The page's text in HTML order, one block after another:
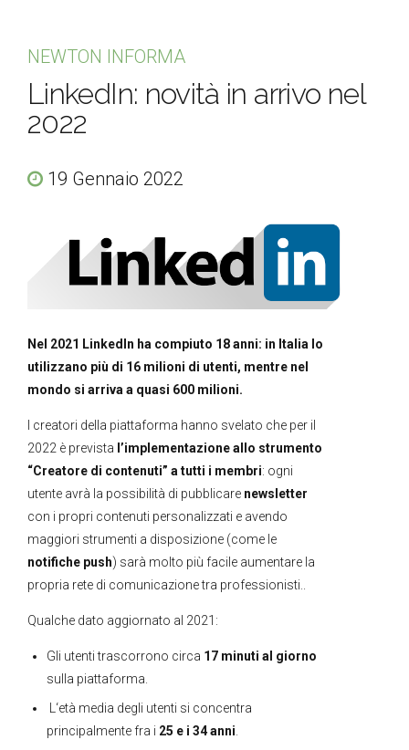
NEWTON INFORMA
LinkedIn: novità in arrivo nel
2022
19 Gennaio 2022
Nel 2021 LinkedIn ha compiuto 18 anni: in Italia lo
utilizzano più di 16 milioni di utenti, mentre nel
mondo si arriva a quasi 600 milioni.
I creatori della piattaforma hanno svelato che per il
2022 è prevista l’implementazione allo strumento
“Creatore di contenuti” a tutti i membri: ogni
utente avrà la possibilità di pubblicare newsletter
con i propri contenuti personalizzati e avendo
maggiori strumenti a disposizione (come le
notifiche push) sarà molto più facile aumentare la
propria rete di comunicazione tra professionisti..
Qualche dato aggiornato al 2021:
Gli utenti trascorrono circa 17 minuti al giorno
sulla piattaforma.
‘età media degli utenti si concentra
principalmente fra i 25 e i 34 anni